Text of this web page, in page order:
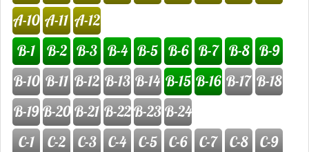
A-10 A-11 A-12
B-1
B-2 B-3 B-4 B-5 B-6 B-7 B-8 B-9
B-10 B-11 B-12 B-13 B-14 B-15 B-16 B-17 B-18
B-19 B-20 B-21 B-22B-23B-24
C-1
C-2 C-3 C-4 C-5 C-6 C-7 C-8
C-9